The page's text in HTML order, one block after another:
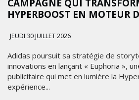
CAMPAGNE QUI
HYPERBOOST EN MOTEUR
JEUDI 30 JUILLET 2026
Adidas poursuit sa stratégie de
innovations en lançant « Euphoria »,
publicitaire qui met en lumière la
expérience...